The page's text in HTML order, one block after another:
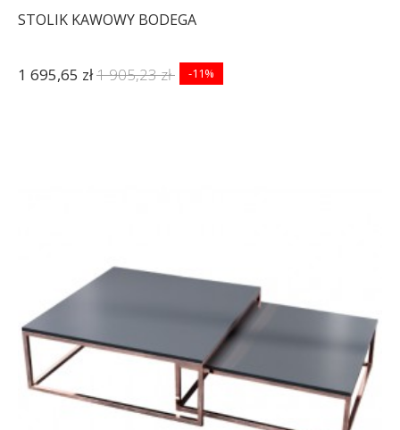
STOLIK KAWOWY BODEGA
1 695,65 zł1 905,23 zł -11%